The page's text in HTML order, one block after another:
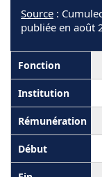
Source :
publiée en août